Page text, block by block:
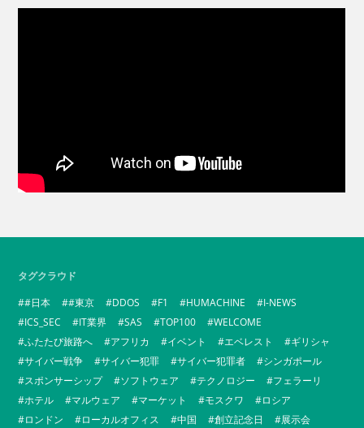
タグクラウド
#日本
#東京 DDOS F1 HUMACHINE
I-NEWS
ICS_SEC
IT業界 SAS TOP100
WELCOME
ふたたび旅路へ
アフリカ イベント エベレスト
ギリシャ
サイバー戦争
サイバー犯罪 サイバー犯罪者
シンガポール
スポンサーシップ
ソフトウェア テクノロジー
フェラーリ
ホテル
マルウェア マーケット モスクワ
ロシア
ロンドン
ローカルオフィス 中国 創立記念日
展示会